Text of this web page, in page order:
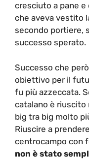
cresciuto a pane e
che aveva vestito
secondo portiere,
successo sperato.
Successo che
obiettivo per il
fu più azzeccata.
catalano è riuscito
big tra big molto
Riuscire a
centrocampo con
non è stato